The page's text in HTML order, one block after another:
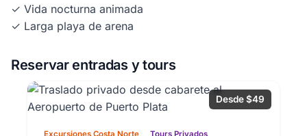
✓ Vida nocturna animada
✓ Larga playa de arena
Reservar entradas y tours
Desde $49